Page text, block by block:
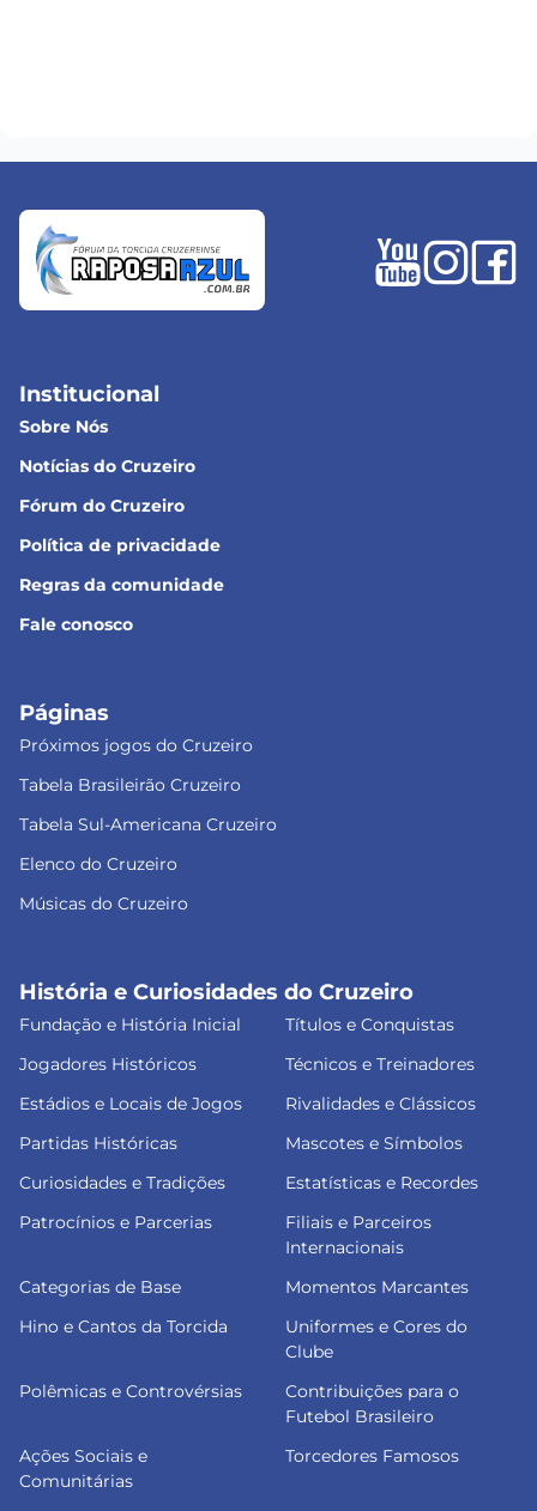
Institucional
Sobre Nós
Notícias do Cruzeiro
Fórum do Cruzeiro
Política de privacidade
Regras da comunidade
Fale conosco
Páginas
Próximos jogos do Cruzeiro
Tabela Brasileirão Cruzeiro
Tabela Sul-Americana Cruzeiro
Elenco do Cruzeiro
Músicas do Cruzeiro
História e Curiosidades do Cruzeiro
Fundação e História Inicial
Títulos e Conquistas
Jogadores Históricos
Técnicos e Treinadores
Estádios e Locais de Jogos
Rivalidades e Clássicos
Partidas Históricas
Mascotes e Símbolos
Curiosidades e Tradições
Estatísticas e Recordes
Patrocínios e Parcerias
Filiais e Parceiros
Internacionais
Categorias de Base
Momentos Marcantes
Hino e Cantos da Torcida
Uniformes e Cores do
Clube
Polêmicas e Controvérsias
Contribuições para o
Futebol Brasileiro
Ações Sociais e
Comunitárias
Torcedores Famosos